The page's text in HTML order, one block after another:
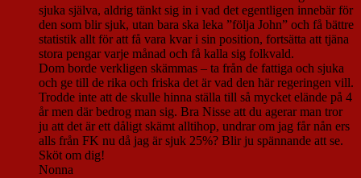
sjuka själva, aldrig tänkt sig in i vad det egentligen innebär för
den som blir sjuk, utan bara ska leka ”följa John” och få bättre
statistik allt för att få vara kvar i sin position, fortsätta att tjäna
stora pengar varje månad och få kalla sig folkvald.
Dom borde verkligen skämmas – ta från de fattiga och sjuka
och ge till de rika och friska det är vad den här regeringen vill.
Trodde inte att de skulle hinna ställa till så mycket elände på 4
år men där bedrog man sig. Bra Nisse att du agerar man tror
ju att det är ett dåligt skämt alltihop, undrar om jag får nån ers
alls från FK nu då jag är sjuk 25%? Blir ju spännande att se.
Sköt om dig!
Nonna